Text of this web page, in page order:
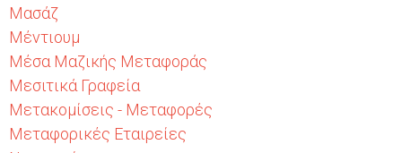
Μασάζ
Μέντιουμ
Μέσα Μαζικής Μεταφοράς
Μεσιτικά Γραφεία
Μετακομίσεις - Μεταφορές
Μεταφορικές Εταιρείες